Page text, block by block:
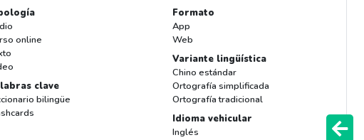
online
clave
bilingüe
Formato
App
Web
Variante lingüística
Chino estándar
Ortografía simplificada
Ortografía tradicional
Idioma vehicular
Inglés